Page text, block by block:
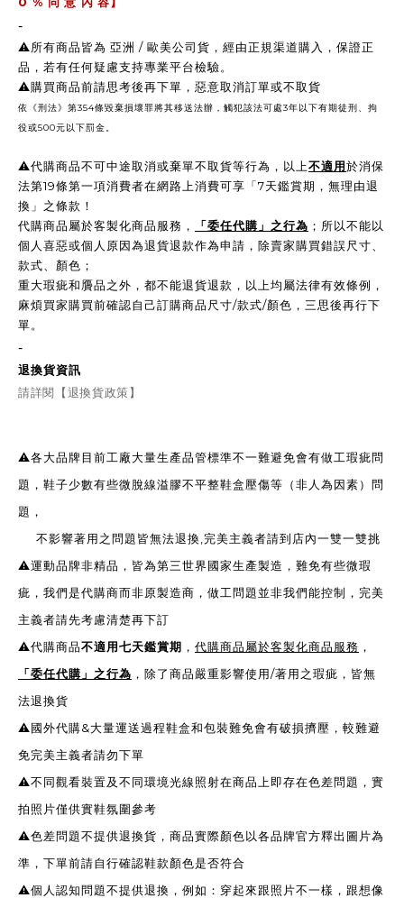
-
⚠️所有商品皆為 亞洲 / 歐美公司貨，經由正規渠道購入，保證正
品，若有任何疑慮支持專業平台檢驗。
⚠️購買商品前請思考後再下單，惡意取消訂單或不取貨
依《刑法》第354條毀棄損壞罪將其移送法辦，觸犯該法可處3年以下有期徒刑、拘
役或500元以下罰金。
⚠️代購商品不可中途取消或棄單不取貨等行為，以上不適用於消保
法第19條第一項消費者在網路上消費可享「7天鑑賞期，無理由退
換」之條款！
代購商品屬於客製化商品服務，
「委任代購」之行為 ；所以不能以
個人喜惡或個人原因為退貨退款作為申請，除賣家購買錯誤尺寸、
款式、顏色；
重大瑕疵和贗品之外，都不能退貨退款，以上均屬法律有效條例，
麻煩買家購買前確認自己訂購商品尺寸/款式/顏色，三思後再行下
單。
-
退換貨資訊
請詳閱【退換貨政策】
⚠️各大品牌目前工廠大量生產品管標準不一難避免會有做工瑕疵問
題，鞋子少數有些微脫線溢膠不平整鞋盒壓傷等（非人為因素）問
題，
不影響著用之問題皆無法退換,完美主義者請到店內一雙一雙挑
⚠️運動品牌非精品，皆為第三世界國家生產製造，難免有些微瑕
疵，我們是代購商而非原製造商，做工問題並非我們能控制，完美
主義者請先考慮清楚再下訂
⚠️代購商品不適用七天鑑賞期 ， 代購商品屬於客製化商品服務 ，
「委任代購」之行為 ，除了商品嚴重影響使用/著用之瑕疵，皆無
法退換貨
⚠️國外代購&大量運送過程鞋盒和包裝難免會有破損擠壓，較難避
免完美主義者請勿下單
⚠️不同觀看裝置及不同環境光線照射在商品上即存在色差問題，實
拍照片僅供實鞋氛圍參考
⚠️色差問題不提供退換貨，商品實際顏色以各品牌官方釋出圖片為
準，下單前請自行確認鞋款顏色是否符合
⚠️個人認知問題不提供退換，例如：穿起來跟照片不一樣，跟想像